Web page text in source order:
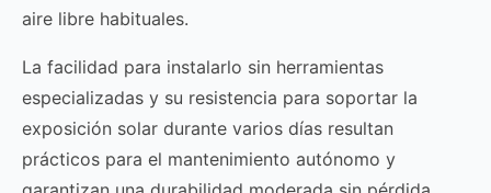
aire libre habituales.
La facilidad para instalarlo sin herramientas
especializadas y su resistencia para soportar la
exposición solar durante varios días resultan
prácticos para el mantenimiento autónomo y